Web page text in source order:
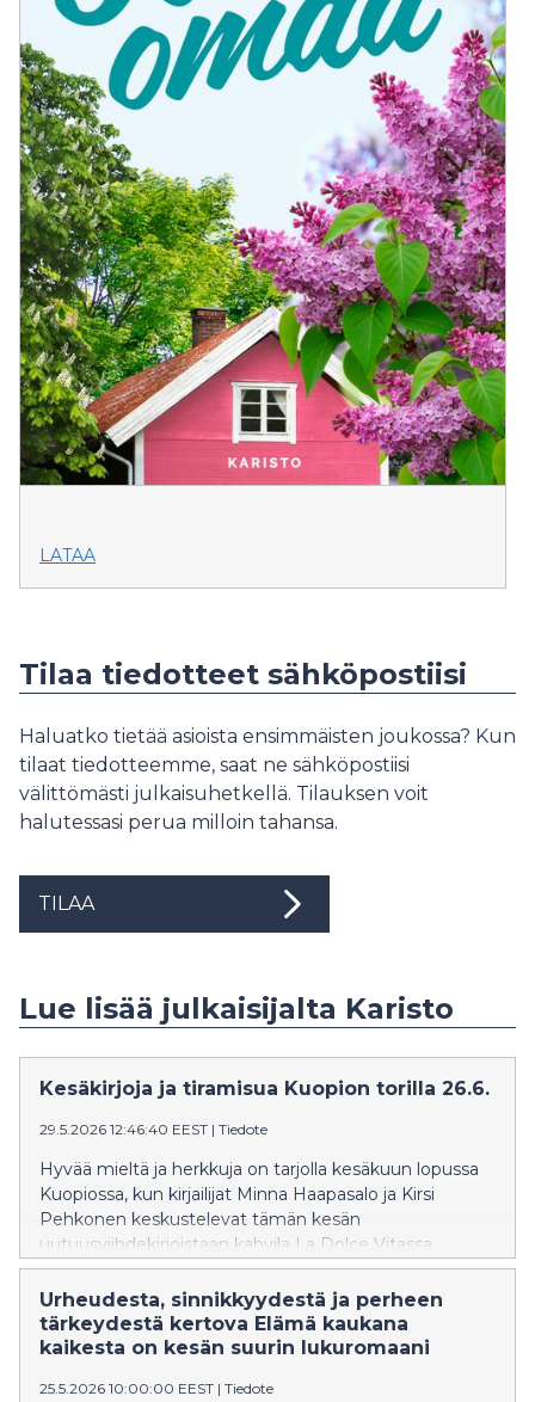
LATAA
Tilaa tiedotteet sähköpostiisi
Haluatko tietää asioista ensimmäisten joukossa? Kun
tilaat tiedotteemme, saat ne sähköpostiisi
välittömästi julkaisuhetkellä. Tilauksen voit
halutessasi perua milloin tahansa.
TILAA
Lue lisää julkaisijalta Karisto
Kesäkirjoja ja tiramisua Kuopion torilla 26.6.
29.5.2026 12:46:40 EEST | Tiedote
Hyvää mieltä ja herkkuja on tarjolla kesäkuun lopussa
Kuopiossa, kun kirjailijat Minna Haapasalo ja Kirsi
Pehkonen keskustelevat tämän kesän
uutuusviihdekirjoistaan kahvila La Dolce Vitassa.
Urheudesta, sinnikkyydestä ja perheen
tärkeydestä kertova Elämä kaukana
kaikesta on kesän suurin lukuromaani
25.5.2026 10:00:00 EEST | Tiedote